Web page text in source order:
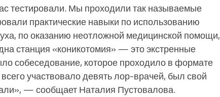
тестировали. Мы проходили так называемые
практические навыки по использованию
по оказанию неотложной медицинской помощи,
станция «коникотомия» — это экстренные
собеседование, которое проходило в формате
участвовало девять лор-врачей, был свой
— сообщает Наталия Пустовалова.